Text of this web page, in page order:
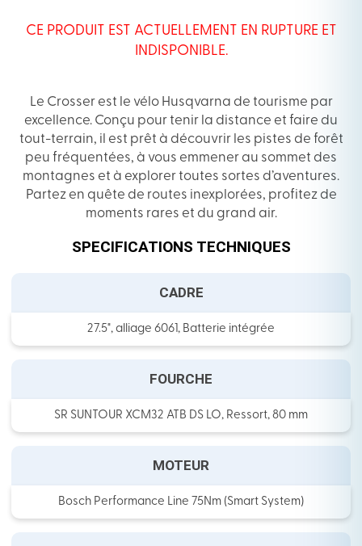
CE PRODUIT EST ACTUELLEMENT EN RUPTURE ET
INDISPONIBLE.
Le Crosser est le vélo Husqvarna de tourisme par
excellence. Conçu pour tenir la distance et faire du
tout-terrain, il est prêt à découvrir les pistes de forêt
peu fréquentées, à vous emmener au sommet des
montagnes et à explorer toutes sortes d’aventures.
Partez en quête de routes inexplorées, profitez de
moments rares et du grand air.
SPECIFICATIONS TECHNIQUES
CADRE
27.5", alliage 6061, Batterie intégrée
FOURCHE
SR SUNTOUR XCM32 ATB DS LO, Ressort, 80 mm
MOTEUR
Bosch Performance Line 75Nm (Smart System)